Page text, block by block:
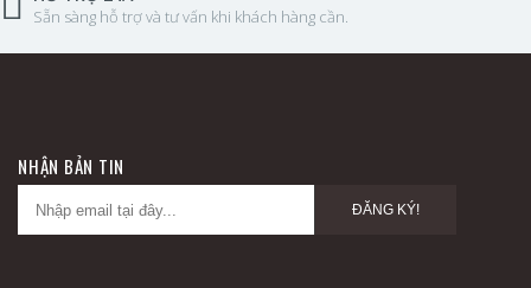
Sẵn sàng hỗ trợ và tư vấn khi khách hàng cần.
NHẬN BẢN TIN
ĐĂNG KÝ!